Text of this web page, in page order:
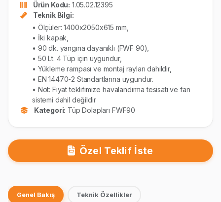
Ürün Kodu: 1.05.02.12395
Teknik Bilgi:
• Ölçüler: 1400x2050x615 mm,
• İki kapak,
• 90 dk. yangına dayanıklı (FWF 90),
• 50 Lt. 4 Tüp için uygundur,
• Yükleme rampası ve montaj rayları dahildir,
• EN 14470-2 Standartlarına uygundur.
• Not: Fiyat teklifimize havalandırma tesisatı ve fan
sistemi dahil değildir
Kategori: Tüp Dolapları FWF90
Özel Teklif İste
Genel Bakış Teknik Özellikler